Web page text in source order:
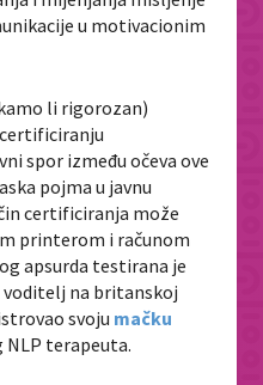
u motivacionim
li rigorozan)
spor između očeva ove
pojma u javnu
certificiranja može
printerom i računom
apsurda testirana je
voditelj na britanskoj
svoju mačku
terapeuta.